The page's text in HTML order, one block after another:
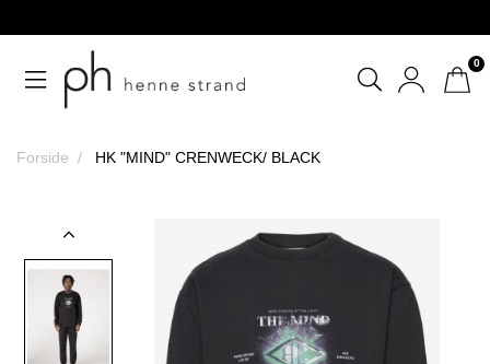
0
Forside HK "MIND" CRENWECK/ BLACK